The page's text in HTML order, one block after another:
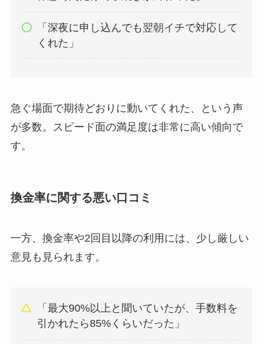
「深夜に申し込んでも翌朝イチで対応して
くれた」
急ぐ場面で期待どおりに動いてくれた、という声
が多数。スピード面の満足度は非常に高い傾向で
す。
換金率に関する悪い口コミ
一方、換金率や2回目以降の利用には、少し厳しい
意見も見られます。
「最大90%以上と聞いていたが、手数料を
引かれたら85%くらいだった」